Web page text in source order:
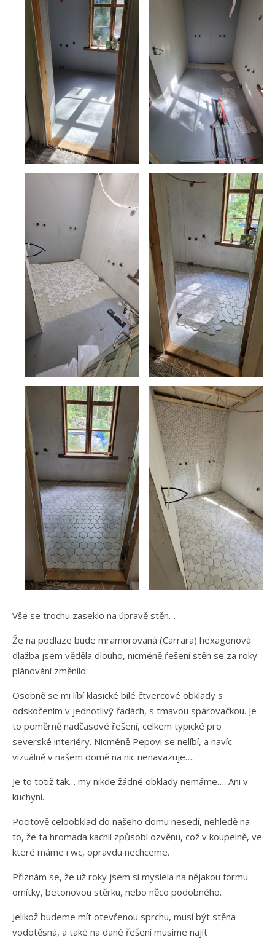
Vše se trochu zaseklo na úpravě stěn…
Že na podlaze bude mramorovaná (Carrara) hexagonová
dlažba jsem věděla dlouho, nicméně řešení stěn se za roky
plánování změnilo.
Osobně se mi líbí klasické bílé čtvercové obklady s
odskočením v jednotlivý řadách, s tmavou spárovačkou. Je
to poměrně nadčasové řešení, celkem typické pro
severské interiéry. Nicméně Pepovi se nelíbí, a navíc
vizuálně v našem domě na nic nenavazuje….
Je to totiž tak… my nikde žádné obklady nemáme…. Ani v
kuchyni.
Pocitově celoobklad do našeho domu nesedí, nehledě na
to, že ta hromada kachlí způsobí ozvěnu, což v koupelně, ve
které máme i wc, opravdu nechceme.
Přiznám se, že už roky jsem si myslela na nějakou formu
omítky, betonovou stěrku, nebo něco podobného.
Jelikož budeme mít otevřenou sprchu, musí být stěna
vodotěsná, a také na dané řešení musíme najít